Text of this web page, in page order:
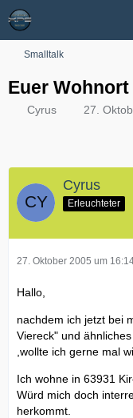
Smalltalk
Euer Wohnort
Cyrus 27.
Cyrus
Erleuchteter
27. Oktober 2005 um
Hallo,
nachdem ich jetzt bei
Viereck" und
,wollte ich gerne mal
Ich wohne in 63931
Würd mich doch
herkommt.